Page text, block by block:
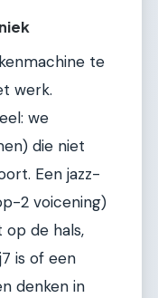
te
werk.
we
die niet
Een jazz-
2 voicening)
de hals,
is of een
denken in